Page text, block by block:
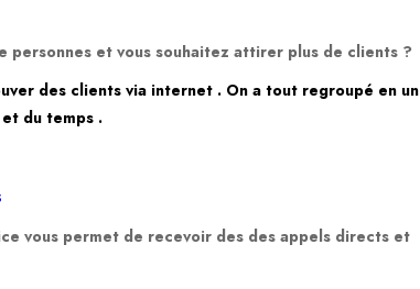
et vous souhaitez attirer plus de clients ?
des clients via internet . On a tout regroupé en un
du temps .
vous permet de recevoir des des appels directs et